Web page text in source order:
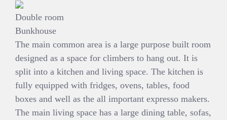
Double room
Bunkhouse
The main common area is a large purpose built room
designed as a space for climbers to hang out. It is
split into a kitchen and living space. The kitchen is
fully equipped with fridges, ovens, tables, food
boxes and well as the all important expresso makers.
The main living space has a large dining table, sofas,